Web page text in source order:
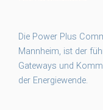
Die Power Plus
Mannheim, ist der
Gateways und
der Energiewende.